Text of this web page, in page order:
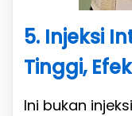
5. Injeksi
Tinggi,
Ini bukan